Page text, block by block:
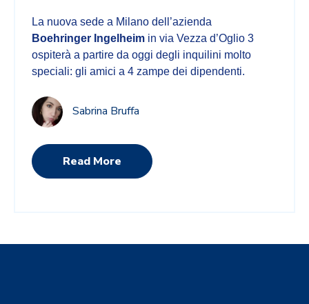
La nuova sede a Milano dell’azienda
Boehringer Ingelheim in via Vezza d’Oglio 3
ospiterà a partire da oggi degli inquilini molto
speciali: gli amici a 4 zampe dei dipendenti.
Sabrina Bruffa
Read More